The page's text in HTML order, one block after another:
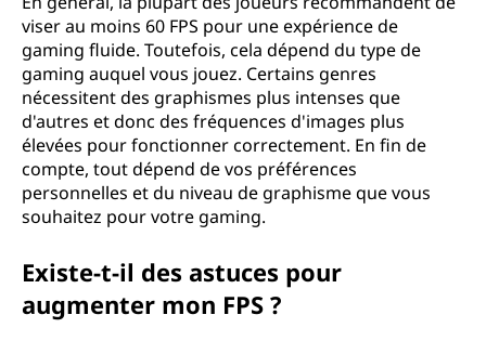
viser au moins 60 FPS pour une expérience de
gaming fluide. Toutefois, cela dépend du type de
gaming auquel vous jouez. Certains genres
nécessitent des graphismes plus intenses que
d'autres et donc des fréquences d'images plus
élevées pour fonctionner correctement. En fin de
compte, tout dépend de vos préférences
personnelles et du niveau de graphisme que vous
souhaitez pour votre gaming.
Existe-t-il des astuces pour
augmenter mon FPS ?